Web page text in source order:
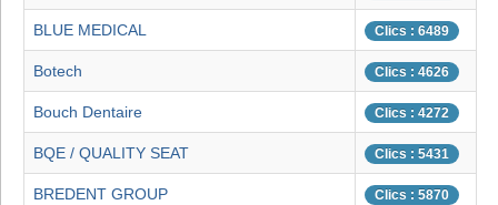
BLUE MEDICAL Clics : 6489
Botech Clics : 4626
Bouch Dentaire Clics : 4272
BQE / QUALITY SEAT Clics : 5431
BREDENT GROUP Clics : 5870